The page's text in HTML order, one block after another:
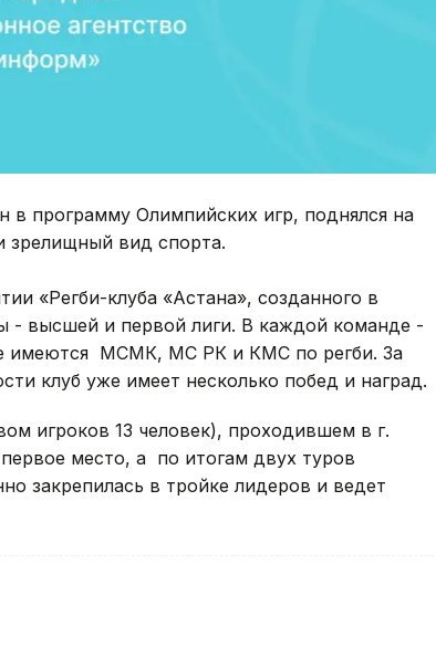
программу Олимпийских игр, поднялся на
зрелищный вид спорта.
«Регби-клуба «Астана», созданного в
- высшей и первой лиги. В каждой команде -
имеются МСМК, МС РК и КМС по регби. За
клуб уже имеет несколько побед и наград.
игроков 13 человек), проходившем в г.
место, а по итогам двух туров
закрепилась в тройке лидеров и ведет